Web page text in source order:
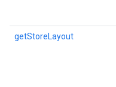
getStoreLayout